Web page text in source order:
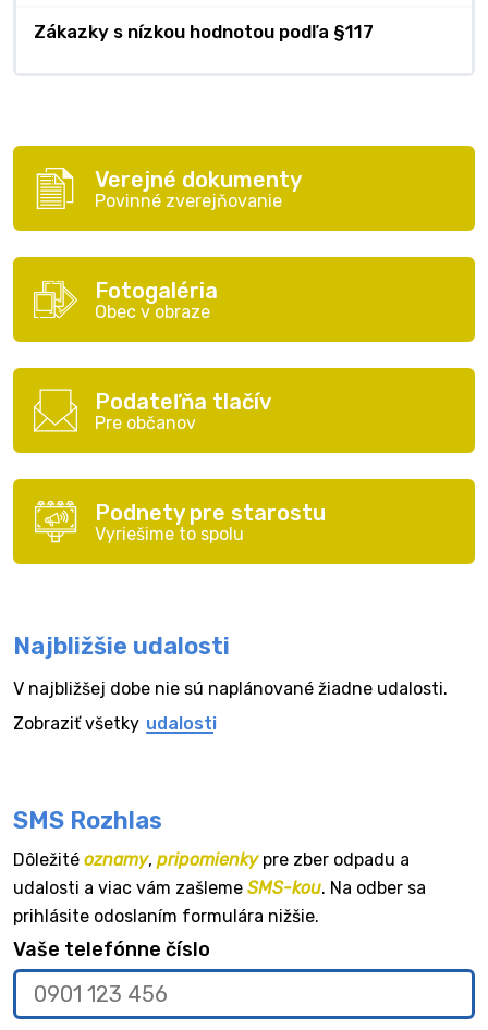
Zákazky s nízkou hodnotou podľa §117
Verejné dokumenty
Povinné zverejňovanie
Fotogaléria
Obec v obraze
Podateľňa tlačív
Pre občanov
Podnety pre starostu
Vyriešime to spolu
Najbližšie udalosti
V najbližšej dobe nie sú naplánované žiadne udalosti.
Zobraziť všetky udalosti
SMS Rozhlas
Dôležité oznamy, pripomienkypre zber odpadu a
udalosti a viac vám zašleme SMS-kou. Na odber sa
prihlásite odoslaním formulára nižšie.
Vaše telefónne číslo